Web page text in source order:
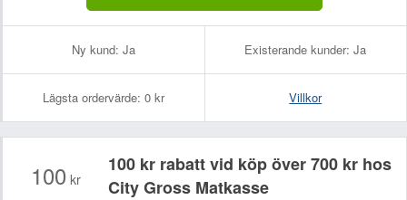
Ny kund: Ja Existerande kunder: Ja
Lägsta ordervärde: 0 kr Villkor
100 kr
100 kr rabatt vid köp över 700 kr hos
City Gross Matkasse